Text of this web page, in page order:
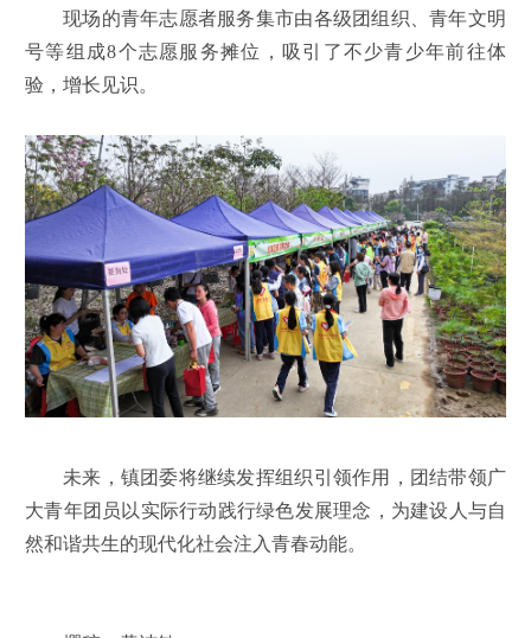
现场的青年志愿者服务集市由各级团组织、青年文明
号等组成8个志愿服务摊位，吸引了不少青少年前往体
验，增长见识。
未来，镇团委将继续发挥组织引领作用，团结带领广
大青年团员以实际行动践行绿色发展理念，为建设人与自
然和谐共生的现代化社会注入青春动能。